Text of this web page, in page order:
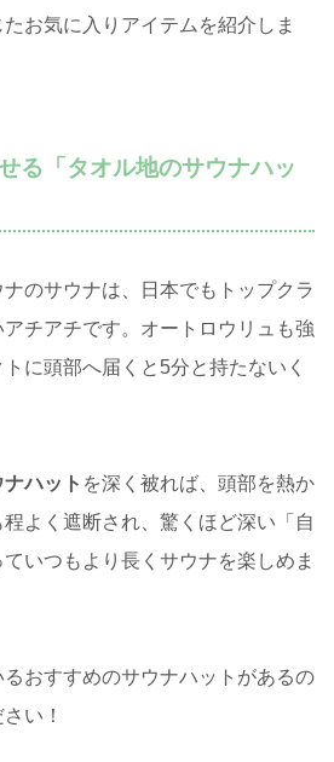
たお気に入りアイテムを紹介しま
る「タオル地のサウナハッ
のサウナは、日本でもトップクラ
チアチです。オートロウリュも強
に頭部へ届くと5分と持たないく
ハット を深く被れば、頭部を熱か
よく遮断され、驚くほど深い「自
いつもより長くサウナを楽しめま
おすすめのサウナハットがあるの
い！